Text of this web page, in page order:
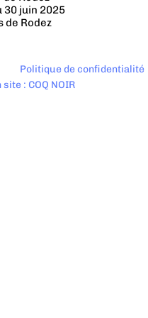
30 juin 2025
de Rodez
Politique de confidentialité
: COQ NOIR